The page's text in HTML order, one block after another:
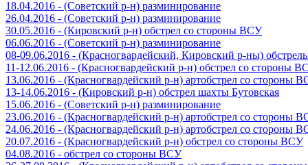
18.04.2016 - (Советский р-н) разминирование
26.04.2016 - (Советский р-н) разминирование
30.05.2016 - (Кировский р-н) обстрел со стороны ВСУ
06.06.2016 - (Советский р-н) разминирование
08-09.06.2016 - (Красногвардейский, Кировский р-ны)
11-12.06.2016 - (Красногвардейский р-н) обстрел со стороны
13.06.2016 - (Красногвардейский р-н) артобстрел со стороны
13-14.06.2016 - (Кировский р-н) обстрел шахты Бутовская
15.06.2016 - (Советский р-н) разминирование
23.06.2016 - (Красногвардейский р-н) артобстрел со стороны
24.06.2016 - (Красногвардейский р-н) артобстрел со стороны
20.07.2016 - (Красногвардейский р-н) обстрел со стороны ВСУ
04.08.2016 - обстрел со стороны ВСУ